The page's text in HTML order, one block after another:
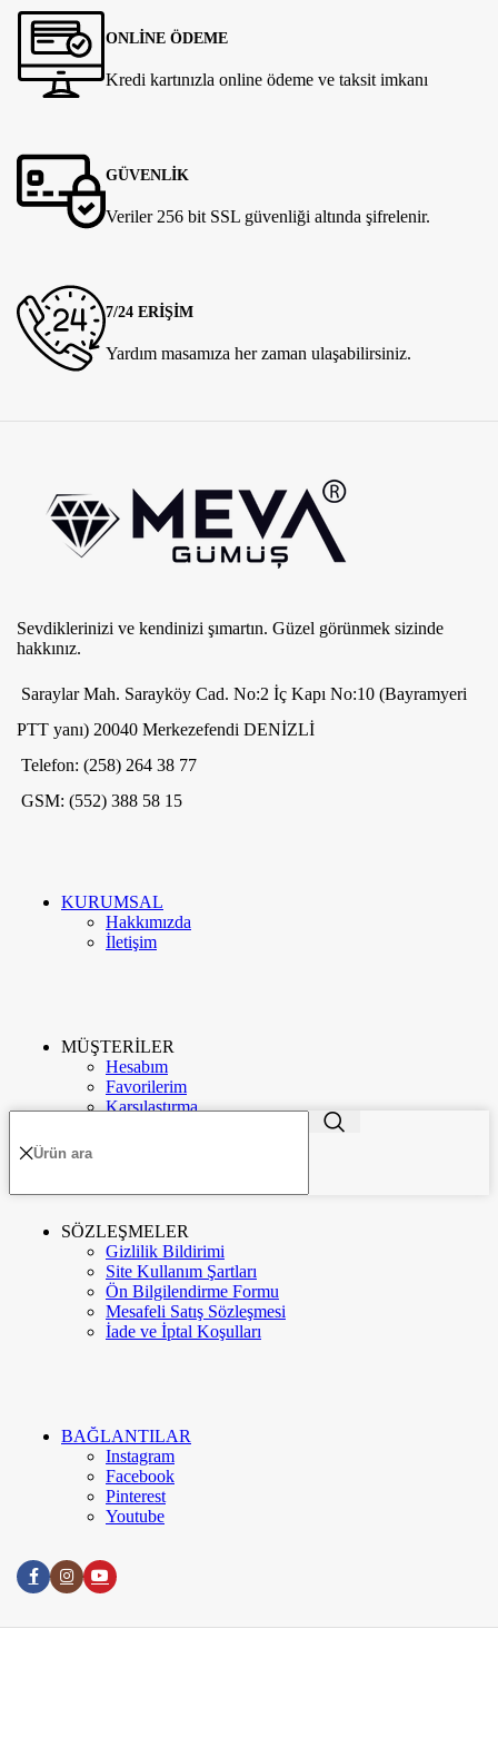
ONLİNE ÖDEME
Kredi kartınızla online ödeme ve taksit imkanı
GÜVENLİK
Veriler 256 bit SSL güvenliği altında şifrelenir.
7/24 ERİŞİM
Yardım masamıza her zaman ulaşabilirsiniz.
Sevdiklerinizi ve kendinizi şımartın. Güzel görünmek sizinde
hakkınız.
Saraylar Mah. Sarayköy Cad. No:2 İç Kapı No:10 (Bayramyeri
PTT yanı) 20040 Merkezefendi DENİZLİ
Telefon: (258) 264 38 77
GSM: (552) 388 58 15
KURUMSAL
Hakkımızda
İletişim
MÜŞTERİLER
Hesabım
Favorilerim
Karşılaştırma
SÖZLEŞMELER
Gizlilik Bildirimi
Site Kullanım Şartları
Ön Bilgilendirme Formu
Mesafeli Satış Sözleşmesi
İade ve İptal Koşulları
BAĞLANTILAR
Instagram
Facebook
Pinterest
Youtube
ME'VA GÜMÜŞ VE TAKI
TİCARET UYGULAMALARI.
Kurumsal
Blog